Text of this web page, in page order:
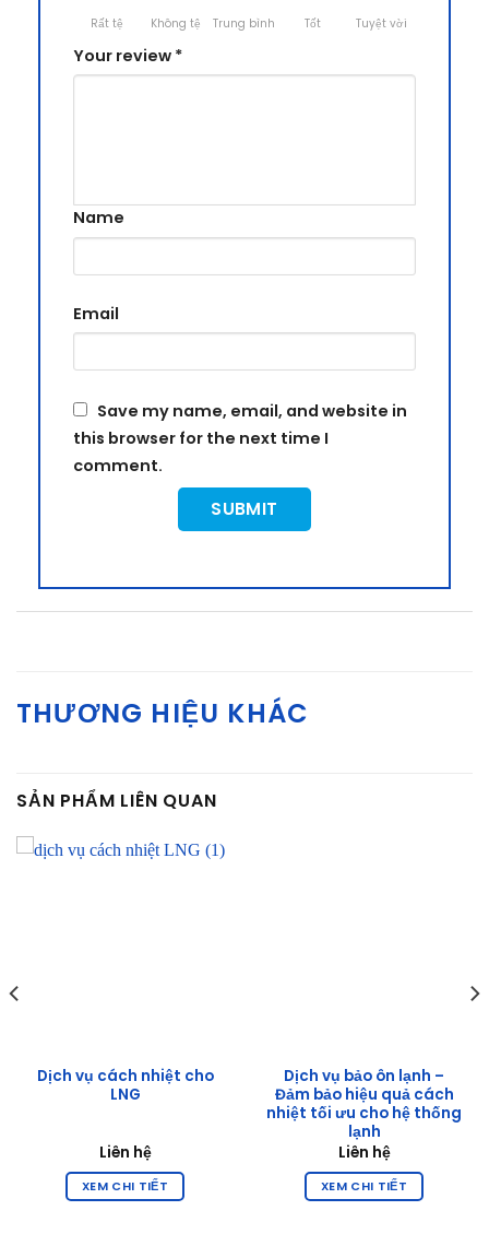
Rất tệ Không tệ Trung bình Tốt Tuyệt vời
Your review *
Name
Email
Save my name, email, and website in
this browser for the next time I
comment.
THƯƠNG HIỆU KHÁC
SẢN PHẨM LIÊN QUAN
Dịch vụ cách nhiệt cho
LNG
Liên hệ
XEM CHI TIẾT
Dịch vụ bảo ôn lạnh –
Đảm bảo hiệu quả cách
nhiệt tối ưu cho hệ thống
lạnh
Liên hệ
XEM CHI TIẾT